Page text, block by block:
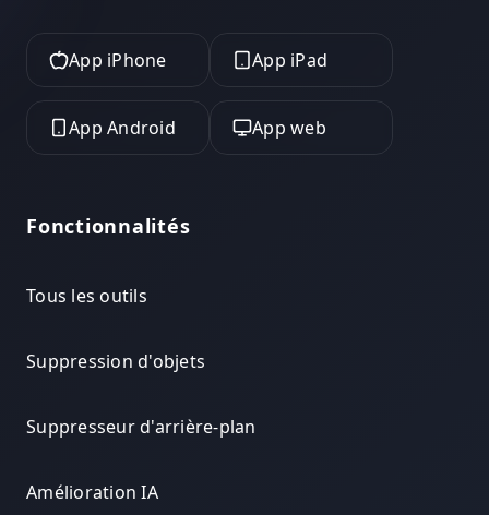
App iPhone App iPad
App Android App web
Fonctionnalités
Tous les outils
Suppression d'objets
Suppresseur d'arrière-plan
Amélioration IA